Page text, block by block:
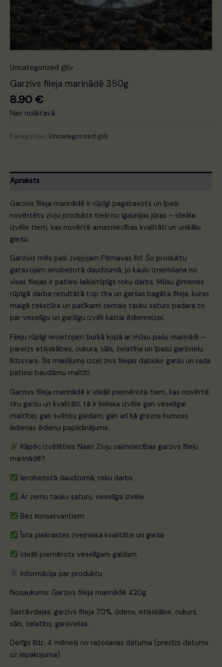
Uncategorized @lv
Garzivs fileja marinādē 350g
8.90 €
Nav noliktavā
Kategorijas: Uncategorized @lv
Apraksts
Garzivs fileja marinādē ir rūpīgi pagatavots un īpaši
novērtēts zivju produkts tieši no Igaunijas jūras – ideāla
izvēle tiem, kas novērtē amatniecības kvalitāti un unikālu
garšu.
Garzivis mēs paši zvejojam Pērnavas līcī. Šo produktu
gatavojam ierobežotā daudzumā, jo kaulu izņemšana no
visas filejas ir patiesi laikietilpīgs roku darbs. Mūsu ģimenes
rūpīgā darba rezultātā top tīra un garšas bagāta fileja, kuras
maigā tekstūra un patīkami zemais tauku saturs padara to
par veselīgu un garšīgu izvēli katrai ēdienreizei.
Fileju rūpīgi ievietojam burkā kopā ar mūsu pašu marinādi –
pareizs etiķskābes, cukura, sāls, želatīna un īpašu garšvielu
līdzsvars. Šis maisījums izceļ zivs filejas dabisko garšu un rada
patiesi baudāmu maltīti.
Garzivs fileja marinādē ir ideāli piemērota tiem, kas novērtē
tīru garšu un kvalitāti, tā ir lieliska izvēle gan veselīgai
maltītei, gan svētku galdam, gan arī kā grezns kumoss
ikdienas ēdienu papildinājums.
Kāpēc izvēlēties Naari Zivju saimniecības garzivs fileju
marinādē?
Ierobežotā daudzumā, roku darbs
Ar zemu tauku saturu, veselīga izvēle
Bez konservantiem
Īsta piekrastes zvejnieka kvalitāte un garša
Ideāli piemērots veselīgam galdam
Informācija par produktu
Nosaukums: Garzivs fileja marinādē 420g
Sastāvdaļas: garzivs fileja 70%, ūdens, etiķskābe, cukurs,
sāls, želatīns, garšvielas.
Derīgs līdz: 4 mēneši no ražošanas datuma (precīzs datums
uz iepakojuma)